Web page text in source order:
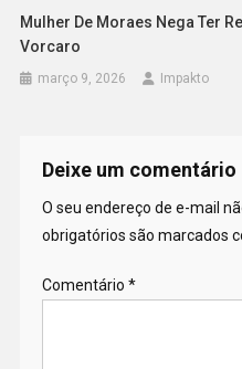
Mulher De Moraes Nega Ter
Vorcaro
março 9, 2026 Impakto
Deixe um comentário
O seu endereço de e-mail
obrigatórios são marcados
Comentário *